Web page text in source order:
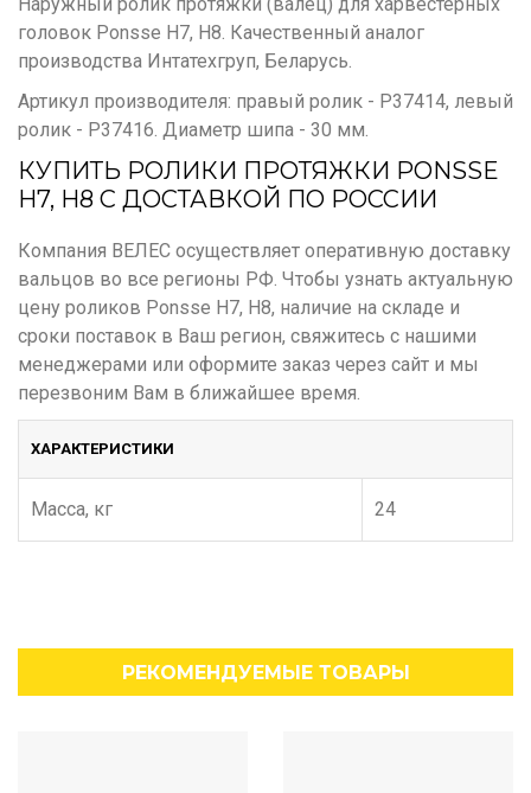
Наружный ролик протяжки (валец) для харвестерных
головок Ponsse H7, H8. Качественный аналог
производства Интатехгруп, Беларусь.
Артикул производителя: правый ролик - P37414, левый
ролик - P37416. Диаметр шипа - 30 мм.
КУПИТЬ РОЛИКИ ПРОТЯЖКИ PONSSE
H7, H8 С ДОСТАВКОЙ ПО РОССИИ
Компания ВЕЛЕС осуществляет оперативную доставку
вальцов во все регионы РФ. Чтобы узнать актуальную
цену роликов Ponsse H7, H8, наличие на складе и
сроки поставок в Ваш регион, свяжитесь с нашими
менеджерами или оформите заказ через сайт и мы
перезвоним Вам в ближайшее время.
ХАРАКТЕРИСТИКИ
Масса, кг 24
РЕКОМЕНДУЕМЫЕ ТОВАРЫ